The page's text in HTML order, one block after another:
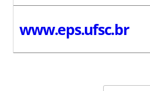
www.eps.ufsc.br